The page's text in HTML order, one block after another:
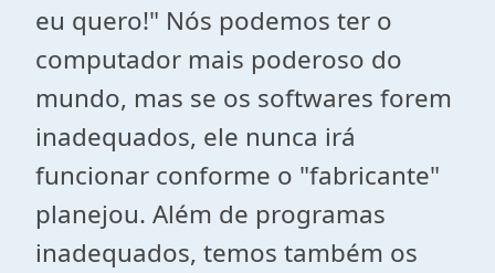
eu quero!" Nós podemos ter o
computador mais poderoso do
mundo, mas se os softwares forem
inadequados, ele nunca irá
funcionar conforme o "fabricante"
planejou. Além de programas
inadequados, temos também os